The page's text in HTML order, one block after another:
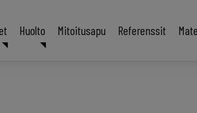
Huolto Mitoitusapu Referenssit